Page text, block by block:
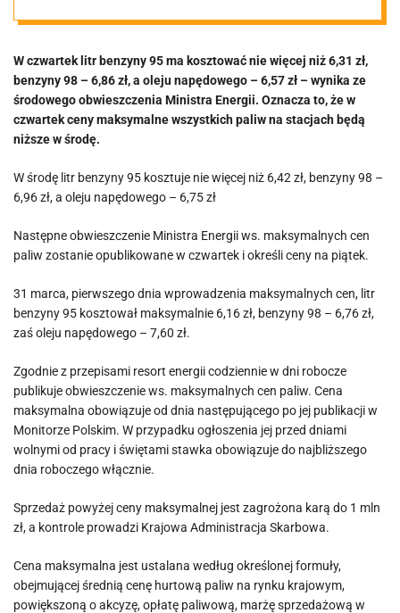
Będzie taniej
W czwartek litr benzyny 95 ma kosztować nie więcej niż 6,31 zł,
benzyny 98 – 6,86 zł, a oleju napędowego – 6,57 zł – wynika ze
środowego obwieszczenia Ministra Energii. Oznacza to, że w
czwartek ceny maksymalne wszystkich paliw na stacjach będą
niższe w środę.
W środę litr benzyny 95 kosztuje nie więcej niż 6,42 zł, benzyny 98 –
6,96 zł, a oleju napędowego – 6,75 zł
Następne obwieszczenie Ministra Energii ws. maksymalnych cen
paliw zostanie opublikowane w czwartek i określi ceny na piątek.
31 marca, pierwszego dnia wprowadzenia maksymalnych cen, litr
benzyny 95 kosztował maksymalnie 6,16 zł, benzyny 98 – 6,76 zł,
zaś oleju napędowego – 7,60 zł.
Zgodnie z przepisami resort energii codziennie w dni robocze
publikuje obwieszczenie ws. maksymalnych cen paliw. Cena
maksymalna obowiązuje od dnia następującego po jej publikacji w
Monitorze Polskim. W przypadku ogłoszenia jej przed dniami
wolnymi od pracy i świętami stawka obowiązuje do najbliższego
dnia roboczego włącznie.
Sprzedaż powyżej ceny maksymalnej jest zagrożona karą do 1 mln
zł, a kontrole prowadzi Krajowa Administracja Skarbowa.
Cena maksymalna jest ustalana według określonej formuły,
obejmującej średnią cenę hurtową paliw na rynku krajowym,
powiększoną o akcyzę, opłatę paliwową, marżę sprzedażową w